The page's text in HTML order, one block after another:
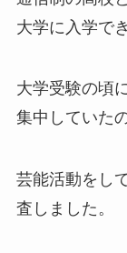
大学に入学で
大学受験の頃
集中していた
芸能活動をし
査しました。